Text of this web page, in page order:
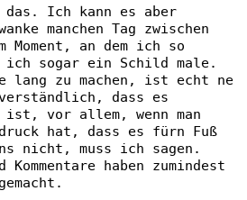
das. Ich kann es aber
manchen Tag zwischen
Moment, an dem ich so
ich sogar ein Schild male.
lang zu machen, ist echt ne
dass es
ist, vor allem, wenn man
hat, dass es fürn Fuß
nicht, muss ich sagen.
Kommentare haben zumindest